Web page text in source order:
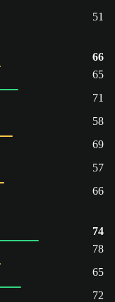
51
66
65
71
58
69
57
66
74
78
65
72